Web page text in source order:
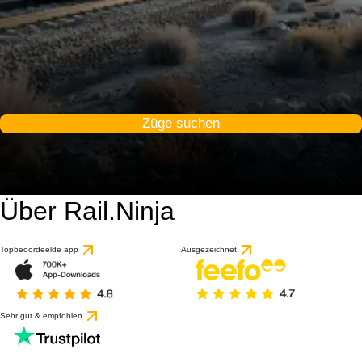
Züge suchen
Über Rail.Ninja
Topbeoordeelde app Ausgezeichnet
Sehr gut & empfohlen